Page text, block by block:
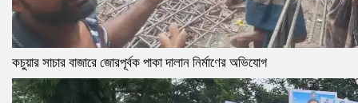
কচুয়ার সাচার বাজারে জোরপূর্বক পাকা দালান নির্মাণের অভিযোগ